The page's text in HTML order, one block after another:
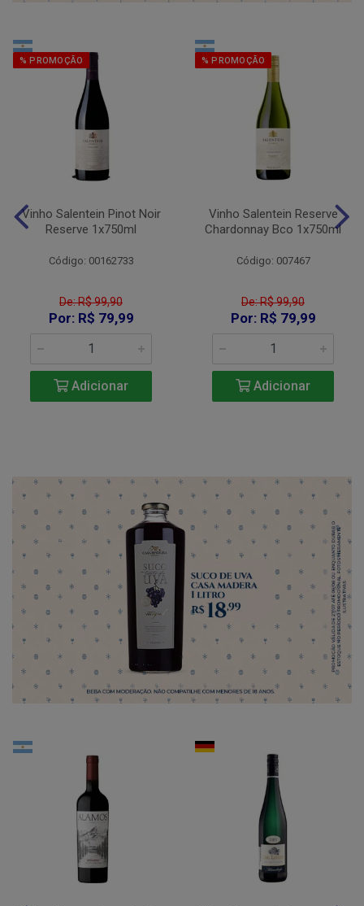
% PROMOÇÃO
Vinho Salentein Pinot Noir
Reserve 1x750ml
Código: 00162733
De: R$ 99,90
Por: R$ 79,99
Adicionar
% PROMOÇÃO
Vinho Salentein Reserve
Chardonnay Bco 1x750ml
Código: 007467
De: R$ 99,90
Por: R$ 79,99
Adicionar